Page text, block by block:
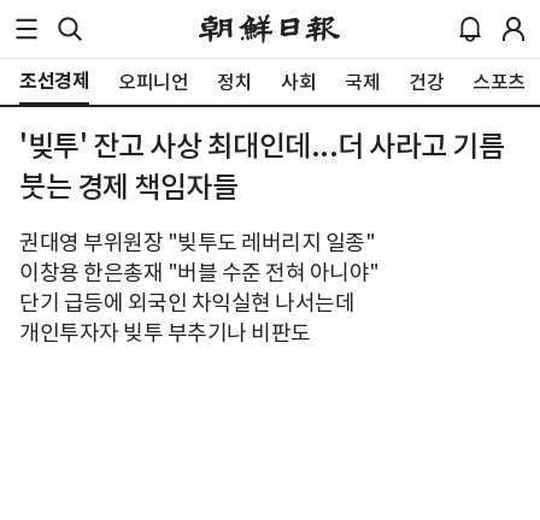
조선경제 오피니언 정치 사회 국제 건강 스포츠
'빚투' 잔고 사상 최대인데...더 사라고 기름
붓는 경제 책임자들
권대영 부위원장 "빚투도 레버리지 일종"
이창용 한은총재 "버블 수준 전혀 아니야"
단기 급등에 외국인 차익실현 나서는데
개인투자자 빚투 부추기나 비판도